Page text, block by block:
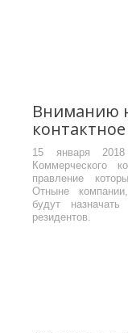
Вниманию
15 января
Коммерческого
правление
Отныне
будут назначать
резидентов.